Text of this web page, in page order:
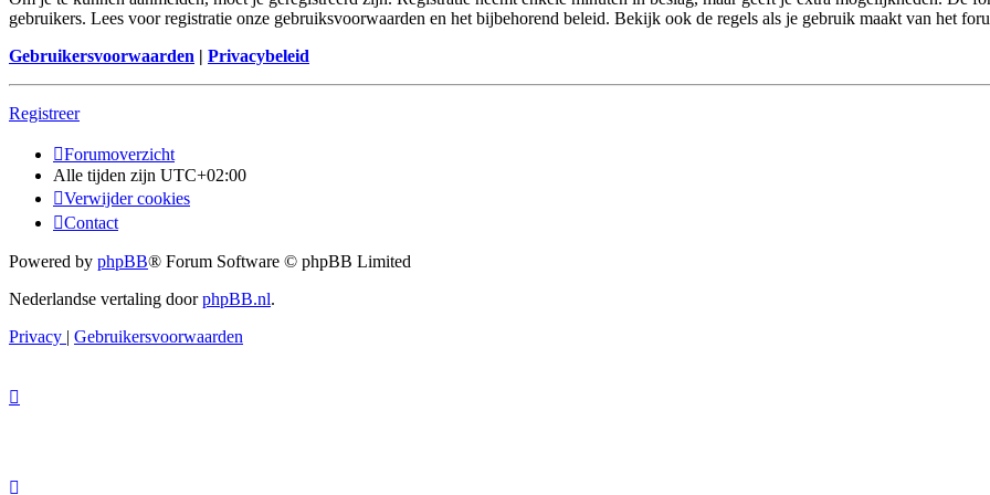
gebruikers. Lees voor registratie onze gebruiksvoorwaarden en het bijbehorend beleid. Bekijk ook de regels als je gebruik maakt van het
Gebruikersvoorwaarden | Privacybeleid
Registreer
Forumoverzicht
Alle tijden zijn UTC+02:00
Verwijder cookies
Contact
Powered by phpBB® Forum Software © phpBB Limited
Nederlandse vertaling doorphpBB.nl.
Privacy | Gebruikersvoorwaarden